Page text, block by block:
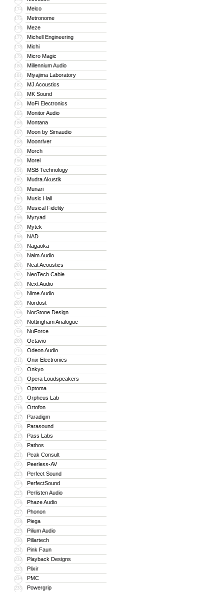
174 Melco
175 Metronome
176 Meze
177 Michell Engineering
178 Michi
179 Micro Magic
180 Millennium Audio
181 Miyajima Laboratory
182 MJ Acoustics
183 MK Sound
184 MoFi Electronics
185 Monitor Audio
186 Montana
187 Moon by Simaudio
188 Moonriver
189 Morch
190 Morel
191 MSB Technology
192 Mudra Akustik
193 Munari
194 Music Hall
195 Musical Fidelity
196 Myryad
197 Mytek
198 NAD
199 Nagaoka
200 Naim Audio
201 Neat Acoustics
202 NeoTech Cable
203 Next Audio
204 Nime Audio
205 Nordost
206 NorStone Design
207 Nottingham Analogue
208 NuForce
209 Octavio
210 Odeon Audio
211 Onix Electronics
212 Onkyo
213 Opera Loudspeakers
214 Optoma
215 Orpheus Lab
216 Ortofon
217 Paradigm
218 Parasound
219 Pass Labs
220 Pathos
221 Peak Consult
222 Peerless-AV
223 Perfect Sound
224 PerfectSound
225 Perlisten Audio
226 Phaze Audio
227 Phonon
228 Piega
229 Pilium Audio
230 Pillartech
231 Pink Faun
232 Playback Designs
233 Plixir
234 PMC
235 Powergrip